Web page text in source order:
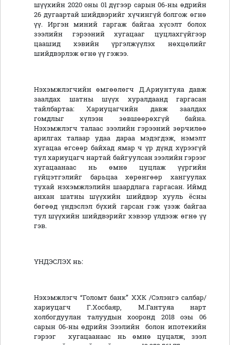
шүүхийн 2020 оны 01 дүгээр сарын 06-ны өдрийн
26 дугаартай шийдвэрийг хүчингүй болгож өгнө
үү. Иргэн миний гаргаж байгаа хүсэлт болох
зээлийн гэрээний хугацааг цуцлахгүйгээр
цаашид хэвийн үргэлжүүлэх нөхцөлийг
шийдвэрлэж өгнө үү гэжээ.
Нэхэмжлэгчийн өмгөөлөгч Д.Ариунтуяа давж
заалдах шатны шүүх хуралдаанд гаргасан
тайлбартаа: Хариуцагчийн давж заалдах
гомдлыг хүлээн зөвшөөрөхгүй байна.
Нэхэмжлэгч талаас зээлийн гэрээний зөрчилөө
арилгах талаар удаа дараа мэдэгдэж, нэмэлт
хугацаа өгсөөр байхад ямар ч үр дүнд хүрээгүй
тул хариуцагч нартай байгуулсан зээлийн гэрээг
хугацаанаас нь өмнө цуцлаж үүргийн
гүйцэтгэлийг барьцаа хөрөнгөөр хангуулах
тухай нэхэмжлэлийн шаардлага гаргасан. Иймд
анхан шатны шүүхийн шийдвэр хууль ёсны
бөгөөд үндэслэл бүхий гарсан гэж үзэж байгаа
тул шүүхийн шийдвэрийг хэвээр үлдээж өгнө үү
гэв.
ҮНДЭСЛЭХ нь:
Нэхэмжлэгч “Голомт банк” ХХК /Сэлэнгэ салбар/
хариуцагч Г.Хосбаяр, М.Гантуяа нарт
холбогдуулан талуудын хооронд 2018 оэы 06
сарын 06-ны өдрийн Зээлийн болон ипотекийн
гэрээг хугацаанаас нь өмнө цуцалж, зээл